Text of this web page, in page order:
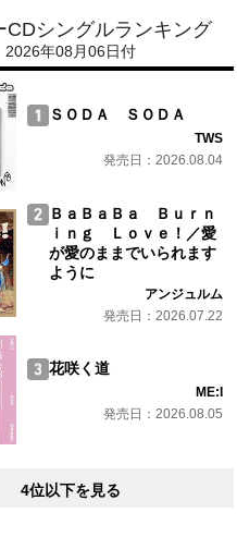
CDシングルランキング
2026年08月06日付
ＳＯＤＡ ＳＯＤＡ
TWS
発売日：2026.08.04
ＢａＢａＢａ Ｂｕｒｎ
ｉｎｇ Ｌｏｖｅ！／愛
が愛のままでいられます
ように
アンジュルム
発売日：2026.07.22
花咲く道
ME:I
発売日：2026.08.05
4位以下を見る